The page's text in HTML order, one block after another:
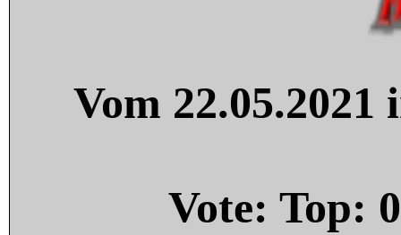
Vom
Vote: Top: 0